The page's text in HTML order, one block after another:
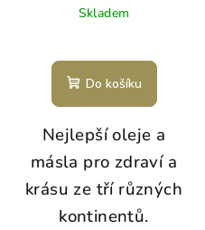
Skladem
Do košíku
Nejlepší oleje a
másla pro zdraví a
krásu ze tří různých
kontinentů.